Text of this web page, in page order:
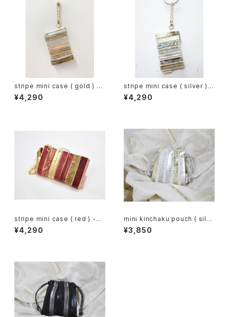
stripe mini case ( gold ) -
うららか-
¥4,290
stripe mini case ( silver ) -
みなも
¥4,290
stripe mini case ( red ) -燃
ゆるひ-
¥4,290
mini kinchaku pouch ( silv
er )
¥3,850